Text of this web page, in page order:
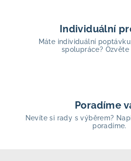
Individuální
Máte individuální
spolupráce? Ozvěte
Poradíme
Nevíte si rady s výběrem?
poradíme.